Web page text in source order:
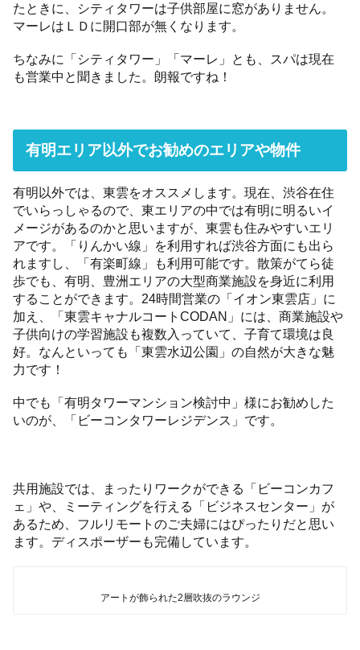
たときに、シティタワーは子供部屋に窓がありません。
マーレはＬＤに開口部が無くなります。
ちなみに「シティタワー」「マーレ」とも、スパは現在
も営業中と聞きました。朗報ですね！
有明エリア以外でお勧めのエリアや物件
有明以外では、東雲をオススメします。現在、渋谷在住
でいらっしゃるので、東エリアの中では有明に明るいイ
メージがあるのかと思いますが、東雲も住みやすいエリ
アです。「りんかい線」を利用すれば渋谷方面にも出ら
れますし、「有楽町線」も利用可能です。散策がてら徒
歩でも、有明、豊洲エリアの大型商業施設を身近に利用
することができます。24時間営業の「イオン東雲店」に
加え、「東雲キャナルコートCODAN」には、商業施設や
子供向けの学習施設も複数入っていて、子育て環境は良
好。なんといっても「東雲水辺公園」の自然が大きな魅
力です！
中でも「有明タワーマンション検討中」様にお勧めした
いのが、「ビーコンタワーレジデンス」です。
共用施設では、まったりワークができる「ビーコンカフ
ェ」や、ミーティングを行える「ビジネスセンター」が
あるため、フルリモートのご夫婦にはぴったりだと思い
ます。ディスポーザーも完備しています。
アートが飾られた2層吹抜のラウンジ